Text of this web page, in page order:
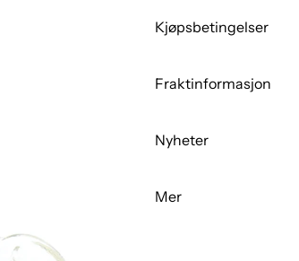
Kjøpsbetingelser
Fraktinformasjon
Nyheter
Mer